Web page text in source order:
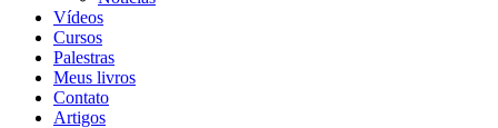
Vídeos
Cursos
Palestras
Meus livros
Contato
Artigos